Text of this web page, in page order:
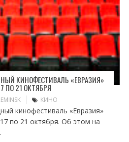
КИНОФЕСТИВАЛЬ «ЕВРАЗИЯ»
ПО 21 ОКТЯБРЯ
КИНО
кинофестиваль «Евразия»
по 21 октября. Об этом на